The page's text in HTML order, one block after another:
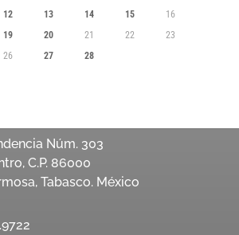
12 13 14 15
16
19 20 21 22
23
26 27
28
Núm. 303
C.P. 86000
Tabasco. México